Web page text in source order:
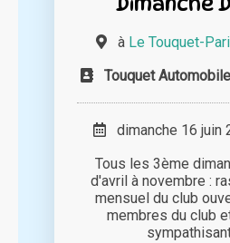
à Le Touquet-
Touquet
dimanche 16 juin
Tous les 3ème
d'avril à novembre :
mensuel du club
membres du club